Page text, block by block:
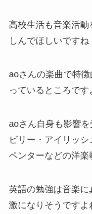
高校生活も音楽活
しんでほしいですね
aoさんの楽曲で特
っているところです
aoさん自身も影響を
ビリー・アイリッ
ペンターなどの洋楽
英語の勉強は音楽に
激になりそう ですよ